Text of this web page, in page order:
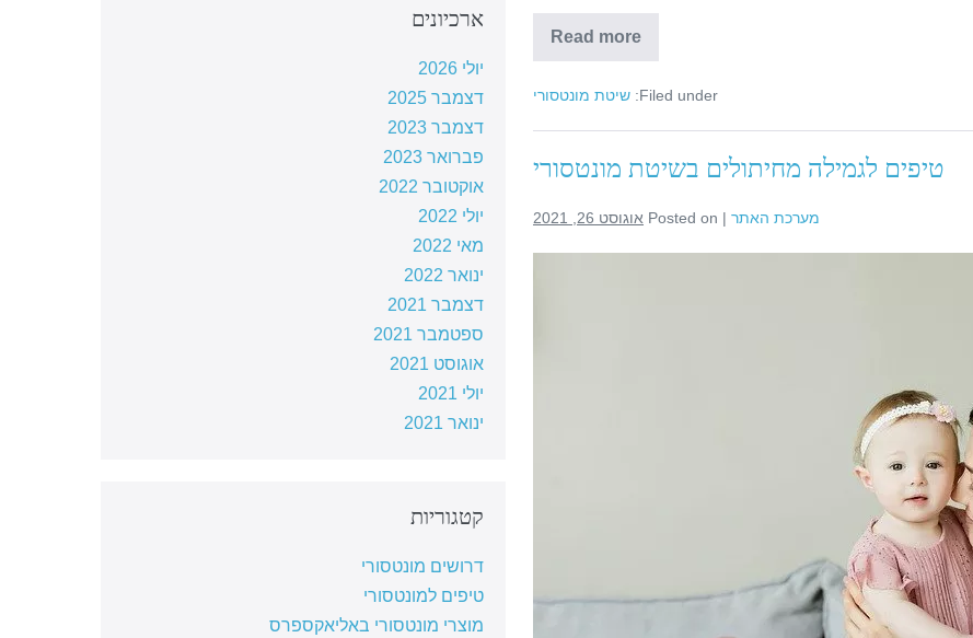
Read more
Filed under: שיטת מונטסורי
טיפים לגמילה מחיתולים בשיטת מונטסורי
מערכת האתר|
Posted on אוגוסט 26, 2021
ארכיונים
יולי 2026
דצמבר 2025
דצמבר 2023
פברואר 2023
אוקטובר 2022
יולי 2022
מאי 2022
ינואר 2022
דצמבר 2021
ספטמבר 2021
אוגוסט 2021
יולי 2021
ינואר 2021
קטגוריות
דרושים מונטסורי
טיפים למונטסורי
מוצרי מונטסורי באליאקספרס